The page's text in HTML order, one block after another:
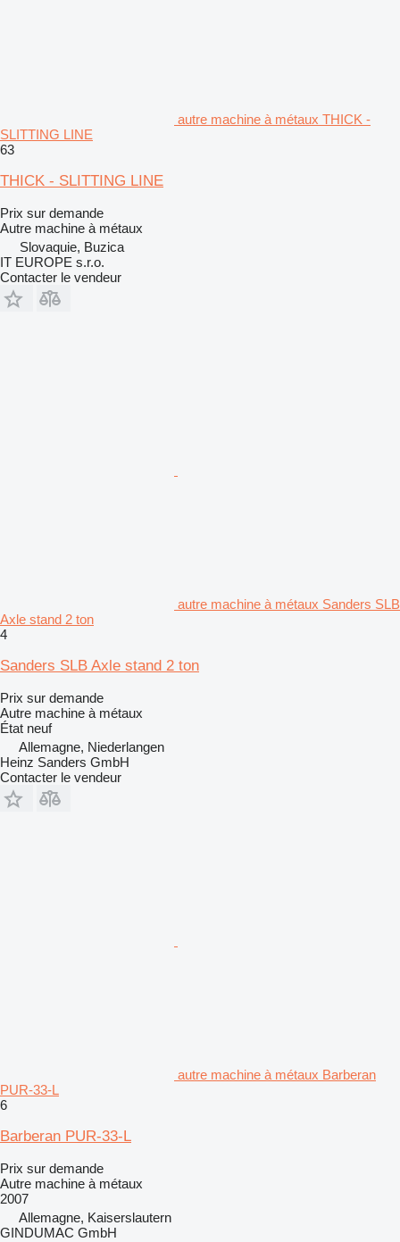
autre machine à métaux THICK -
SLITTING LINE
63
THICK - SLITTING LINE
Prix sur demande
Autre machine à métaux
Slovaquie, Buzica
IT EUROPE s.r.o.
Contacter le vendeur
autre machine à métaux Sanders SLB
Axle stand 2 ton
4
Sanders SLB Axle stand 2 ton
Prix sur demande
Autre machine à métaux
État neuf
Allemagne, Niederlangen
Heinz Sanders GmbH
Contacter le vendeur
autre machine à métaux Barberan
PUR-33-L
6
Barberan PUR-33-L
Prix sur demande
Autre machine à métaux
2007
Allemagne, Kaiserslautern
GINDUMAC GmbH